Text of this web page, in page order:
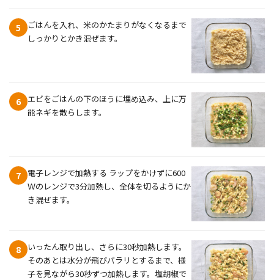
5
ごはんを入れ、米のかたまりがなくなるまで
しっかりとかき混ぜます。
6
エビをごはんの下のほうに埋め込み、上に万
能ネギを散らします。
7
電子レンジで加熱する ラップをかけずに600
Ｗのレンジで3分加熱し、全体を切るようにか
き混ぜます。
8
いったん取り出し、さらに30秒加熱します。
そのあとは水分が飛びパラリとするまで、様
子を見ながら30秒ずつ加熱します。塩胡椒で